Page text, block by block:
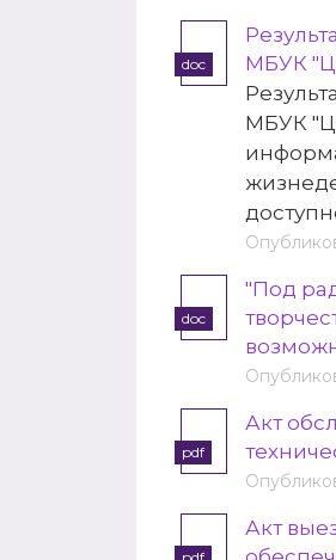
doc
МБУК
МБУК
doc
"Под
pdf
Акт
Акт